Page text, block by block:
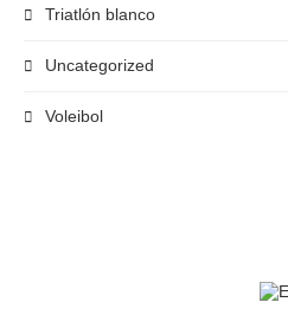
Triatlón blanco
Uncategorized
Voleibol